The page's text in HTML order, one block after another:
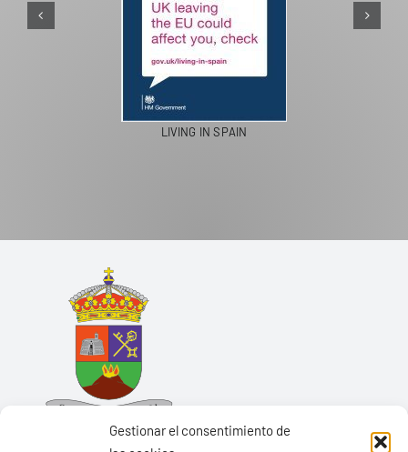
Gestionar el consentimiento de
LIVING IN SPAIN